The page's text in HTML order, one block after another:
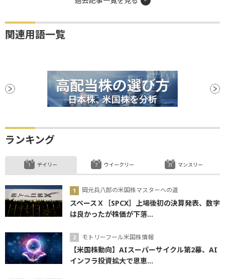
関連用語一覧
ランキング
デイリー
岡元兵八郎の米国株マスターへの道
スペースＸ［SPCX］上場後初の決算発表、数字
は良かったが株価が下落...
モトリーフール米国株情報
【米国株動向】AIスーパーサイクル第2幕、AI
インフラ投資拡大で恩恵...
ウイークリー マンスリー